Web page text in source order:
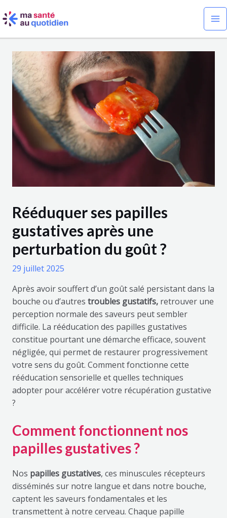
au
Rééduquer ses papilles
gustatives après une
perturbation du goût ?
29 juillet 2025
Après avoir souffert d’un goût salé persistant dans la
bouche ou d’autres troubles gustatifs,retrouver une
perception normale des saveurs peut sembler
difficile. La rééducation des papilles gustatives
constitue pourtant une démarche efficace, souvent
négligée, qui permet de restaurer progressivement
votre sens du goût. Comment fonctionne cette
rééducation sensorielle et quelles techniques
adopter pour accélérer votre récupération gustative
?
Comment fonctionnent nos
papilles gustatives ?
Nos papilles gustatives, ces minuscules récepteurs
disséminés sur notre langue et dans notre bouche,
captent les saveurs fondamentales et les
transmettent à notre cerveau. Chaque papille
des